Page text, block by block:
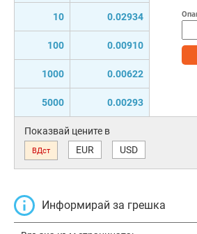
10 0.02934
100 0.00910
1000 0.00622
5000 0.00293
Показвай цените в
ВДст EUR USD
Информирай за грешка